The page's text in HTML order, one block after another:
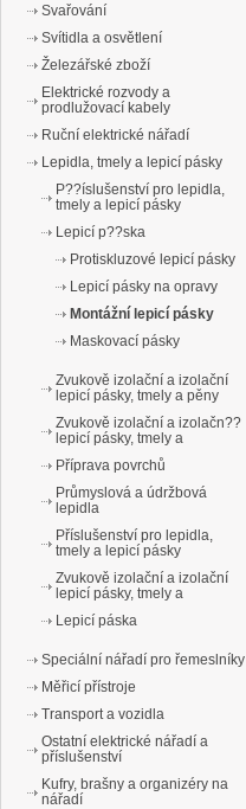
Svařování
Svítidla a osvětlení
Železářské zboží
Elektrické rozvody a
prodlužovací kabely
Ruční elektrické nářadí
Lepidla, tmely a lepicí pásky
P??íslušenství pro lepidla,
tmely a lepicí pásky
Lepicí p??ska
Protiskluzové lepicí pásky
Lepicí pásky na opravy
Montážní lepicí pásky
Maskovací pásky
Zvukově izolační a izolační
lepicí pásky, tmely a pěny
Zvukově izolační a izolačn??
lepicí pásky, tmely a
Příprava povrchů
Průmyslová a údržbová
lepidla
Příslušenství pro lepidla,
tmely a lepicí pásky
Zvukově izolační a izolační
lepicí pásky, tmely a
Lepicí páska
Speciální nářadí pro řemeslníky
Měřicí přístroje
Transport a vozidla
Ostatní elektrické nářadí a
příslušenství
Kufry, brašny a organizéry na
nářadí